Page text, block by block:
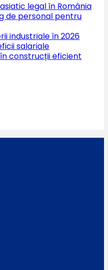
legal în România
de personal pentru
industriale în 2026
salariale
construcții eficient